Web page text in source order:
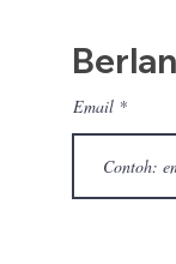
Email